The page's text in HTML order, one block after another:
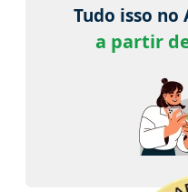
Tudo isso no
a partir